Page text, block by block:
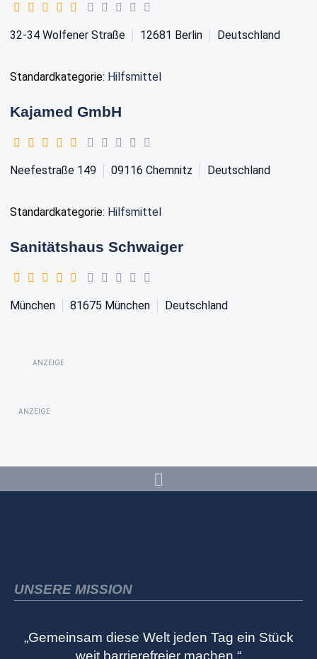
32-34 Wolfener Straße 12681 Berlin Deutschland
Standardkategorie: Hilfsmittel
Kajamed GmbH
Neefestraße 149 09116 Chemnitz Deutschland
Standardkategorie: Hilfsmittel
Sanitätshaus Schwaiger
München 81675 München Deutschland
ANZEIGE
ANZEIGE
UNSERE MISSION
„Gemeinsam diese Welt jeden Tag ein Stück
weit barrierefreier machen.“